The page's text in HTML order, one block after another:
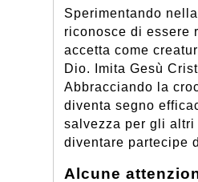
Sperimentando
riconosce di essere
accetta come
Dio. Imita Gesù
Abbracciando la
diventa segno
salvezza per gli altri
diventare partecipe
Alcune